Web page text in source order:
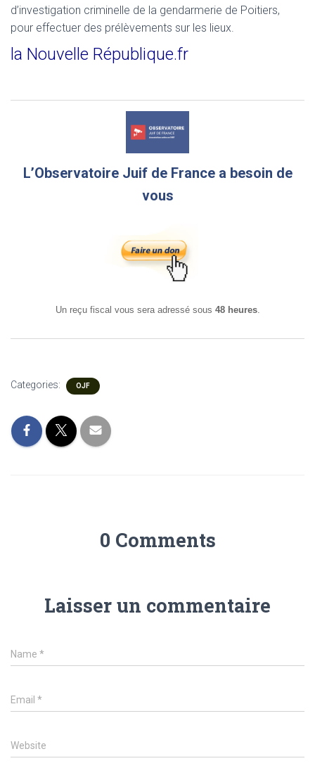
d’investigation criminelle de la gendarmerie de Poitiers,
pour effectuer des prélèvements sur les lieux.
la Nouvelle République.fr
L’Observatoire Juif de France a besoin de
vous
Un reçu fiscal vous sera adressé sous 48 heures.
Categories: OJF
0 Comments
Laisser un commentaire
Name *
Email *
Website